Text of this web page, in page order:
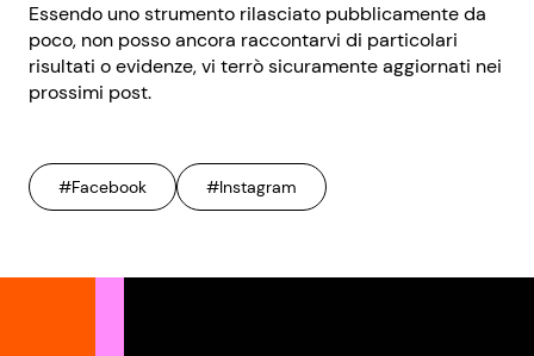
Essendo uno strumento rilasciato pubblicamente da
poco, non posso ancora raccontarvi di particolari
risultati o evidenze, vi terrò sicuramente aggiornati nei
prossimi post.
#Facebook #Instagram